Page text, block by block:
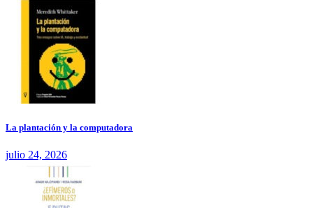
La plantación y la computadora
julio 24, 2026